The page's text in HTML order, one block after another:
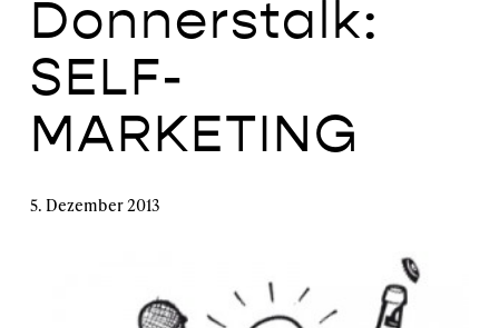
Donnerstalk:
SELF-
MARKETING
5. Dezember 2013